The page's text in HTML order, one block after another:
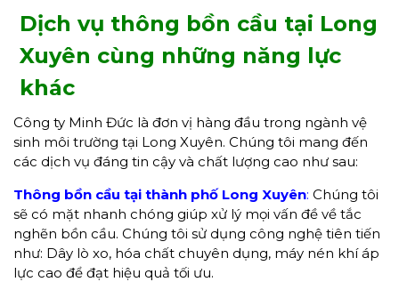
Dịch vụ thông bồn cầu tại Long
Xuyên cùng những năng lực
khác
Công ty Minh Đức là đơn vị hàng đầu trong ngành vệ
sinh môi trường tại Long Xuyên. Chúng tôi mang đến
các dịch vụ đáng tin cậy và chất lượng cao như sau:
Thông bồn cầu tại thành phố Long Xuyên: Chúng tôi
sẽ có mặt nhanh chóng giúp xử lý mọi vấn đề về tắc
nghẽn bồn cầu. Chúng tôi sử dụng công nghệ tiên tiến
như: Dây lò xo, hóa chất chuyên dụng, máy nén khí áp
lực cao để đạt hiệu quả tối ưu.